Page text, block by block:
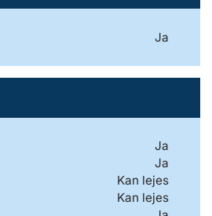
Ja
Ja
Ja
Kan lejes
Kan lejes